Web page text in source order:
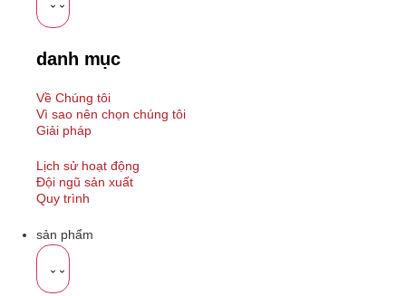
danh mục
Về Chúng tôi
Vì sao nên chọn chúng tôi
Giải pháp
Lịch sử hoạt động
Đội ngũ sản xuất
Quy trình
sản phẩm